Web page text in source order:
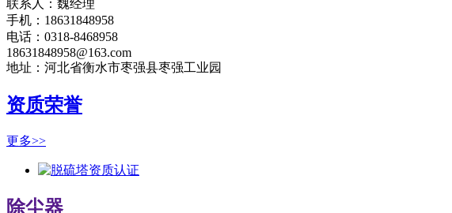
联系人：魏经理
手机：18631848958
电话：0318-8468958
18631848958@163.com
地址：河北省衡水市枣强县枣强工业园
资质荣誉
更多>>
除尘器